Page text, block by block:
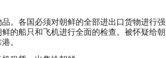
。各国必须对朝鲜的全部进出口货物进行强
的船只和飞机进行全面的检查。被怀疑给朝
。